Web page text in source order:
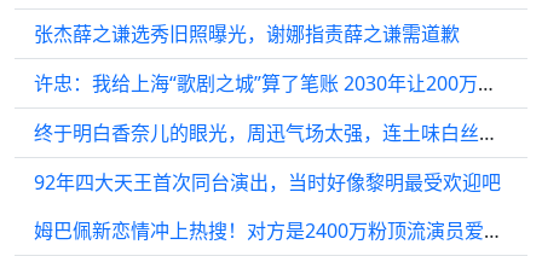
张杰薛之谦选秀旧照曝光，谢娜指责薛之谦需道歉
许忠：我给上海“歌剧之城”算了笔账 2030年让200万人走进剧场｜两会话题
终于明白香奈儿的眼光，周迅气场太强，连土味白丝袜都穿出国际范
92年四大天王首次同台演出，当时好像黎明最受欢迎吧
姆巴佩新恋情冲上热搜！对方是2400万粉顶流演员爱珀斯托